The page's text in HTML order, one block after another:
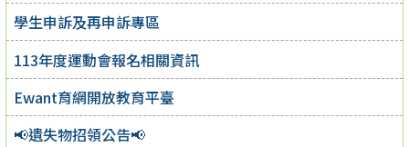
學生申訴及再申訴專區
113年度運動會報名相關資訊
Ewant育網開放教育平臺
📢遺失物招領公告📢